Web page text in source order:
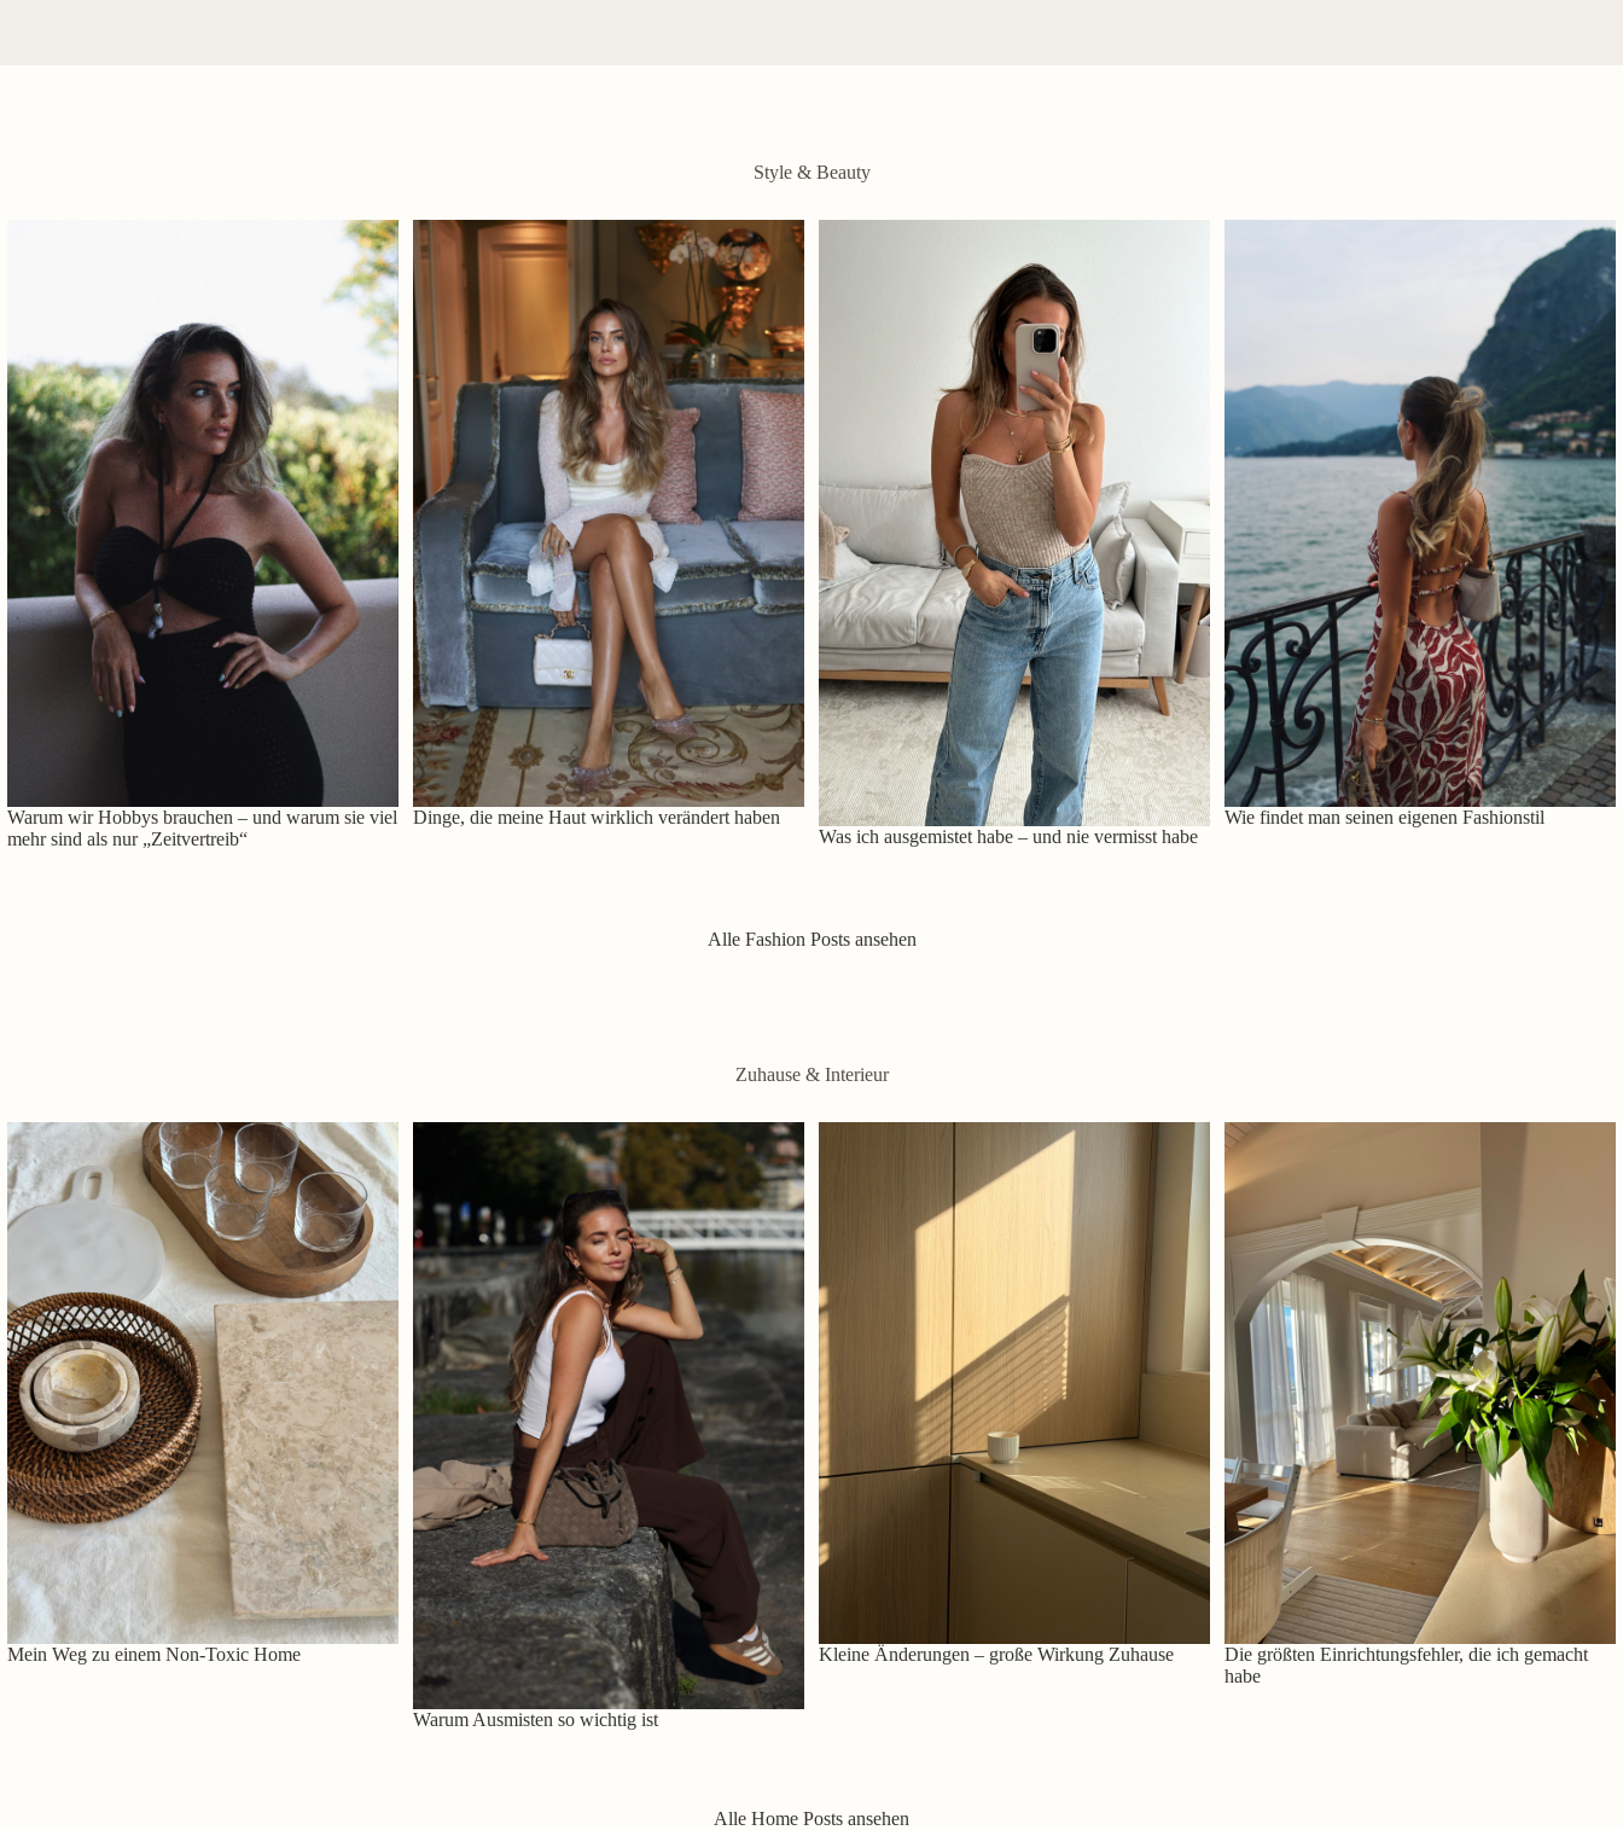
Style & Beauty
Warum wir Hobbys brauchen – und warum sie viel
mehr sind als nur „Zeitvertreib“
Dinge, die meine Haut wirklich verändert haben
Was ich ausgemistet habe – und nie vermisst habe
Wie findet man seinen eigenen Fashionstil
Alle Fashion Posts ansehen
Zuhause & Interieur
Mein Weg zu einem Non-Toxic Home
Warum Ausmisten so wichtig ist
Kleine Änderungen – große Wirkung Zuhause
Die größten Einrichtungsfehler, die ich gemacht
habe
Alle Home Posts ansehen